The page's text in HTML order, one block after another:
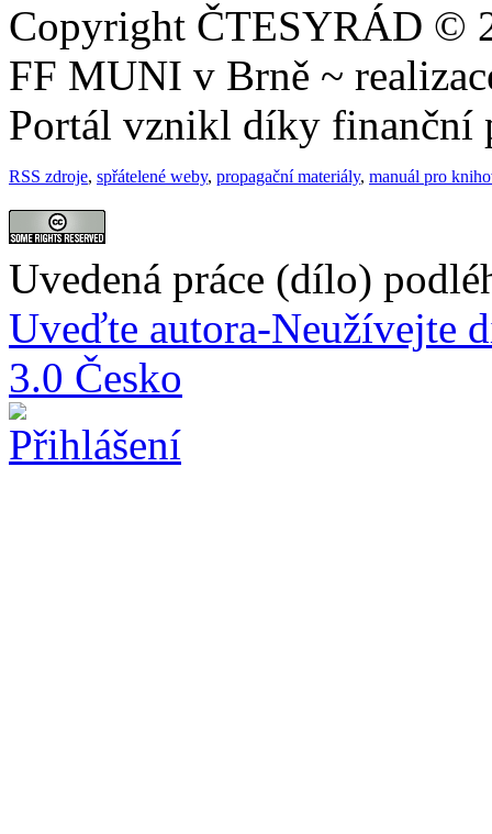
Copyright ČTESYRÁD ©
FF MUNI v Brně ~
Portál vznikl díky finanční
RSS zdroje, spřátelené weby, propagační materiály, manuál pro
Uvedená práce (dílo)
Uveďte autora-Neužívejte
3.0 Česko